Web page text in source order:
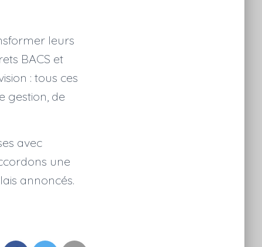
leurs
BACS et
: tous ces
gestion, de
avec
une
annoncés.